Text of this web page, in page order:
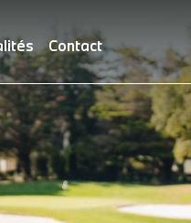
Contact